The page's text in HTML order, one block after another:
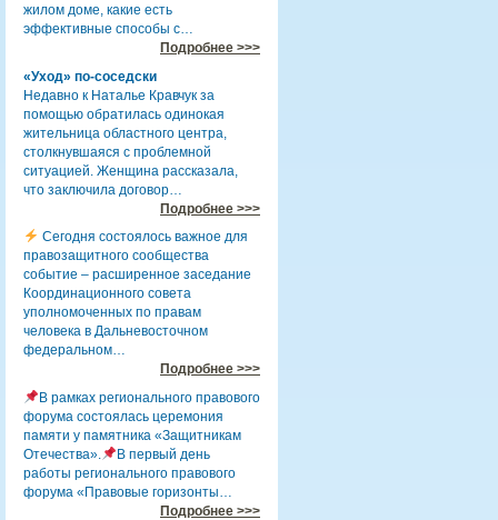
жилом доме, какие есть
эффективные способы с…
Подробнее >>>
«Уход» по-соседски
Недавно к Наталье Кравчук за
помощью обратилась одинокая
жительница областного центра,
столкнувшаяся с проблемной
ситуацией. Женщина рассказала,
что заключила договор…
Подробнее >>>
Сегодня состоялось важное для
правозащитного сообщества
событие – расширенное заседание
Координационного совета
уполномоченных по правам
человека в Дальневосточном
федеральном…
Подробнее >>>
В рамках регионального правового
форума состоялась церемония
памяти у памятника «Защитникам
Отечества».
В первый день
работы регионального правового
форума «Правовые горизонты…
Подробнее >>>